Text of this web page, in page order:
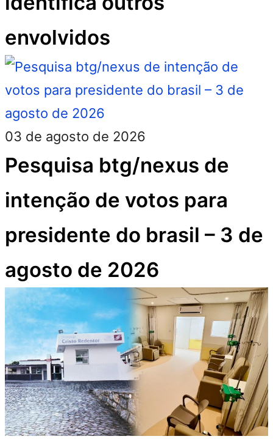
envolvidos
03 de agosto de 2026
Pesquisa btg/nexus de
intenção de votos para
presidente do brasil – 3 de
agosto de 2026